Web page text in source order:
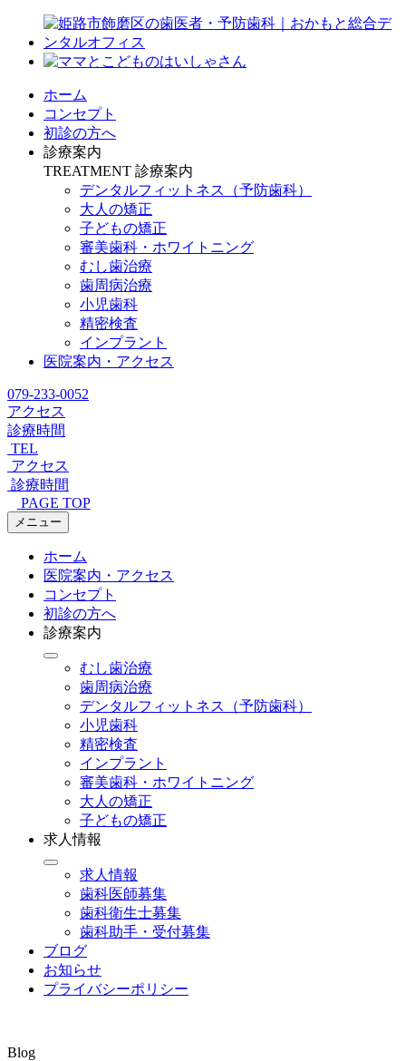
ホーム
コンセプト
初診の方へ
診療案内
TREATMENT 診療案内
デンタルフィットネス
（予防歯科）
大人の矯正
子どもの矯正
審美歯科・ホワイトニング
むし歯治療
歯周病治療
小児歯科
精密検査
インプラント
医院案内・アクセス
079-233-0052
アクセス
診療時間
TEL
アクセス
診療時間
PAGE TOP
メニュー
ホーム
医院案内・アクセス
コンセプト
初診の方へ
診療案内
むし歯治療
歯周病治療
デンタルフィットネス
（予防歯科）
小児歯科
精密検査
インプラント
審美歯科・ホワイトニング
大人の矯正
子どもの矯正
求人情報
求人情報
歯科医師募集
歯科衛生士募集
歯科助手・受付募集
ブログ
お知らせ
プライバシーポリシー
Blog